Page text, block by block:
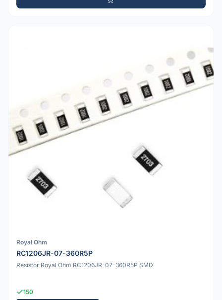
Royal Ohm
RC1206JR-07-360R5P
Resistor Royal Ohm RC1206JR-07-360R5P SMD
150